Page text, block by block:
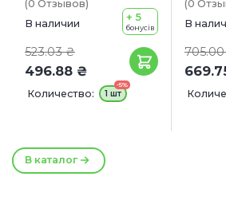
В каталог
(0 Отзывов)
В наличии
523.03 ₴
496.88 ₴
+ 5
бонусів
Количество:
-5%
1 шт
(0
В